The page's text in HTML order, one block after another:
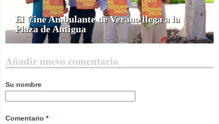
El Cine Ambulante de Verano llega a la
Plaza de Antigua
Añadir nuevo comentario
Su nombre
Comentario *